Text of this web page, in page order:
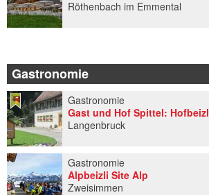
Röthenbach im Emmental
Gastronomie
Gastronomie
Gast und Hof Spittel:
Langenbruck
Gastronomie
Alpbeizli Site Alp
Zweisimmen